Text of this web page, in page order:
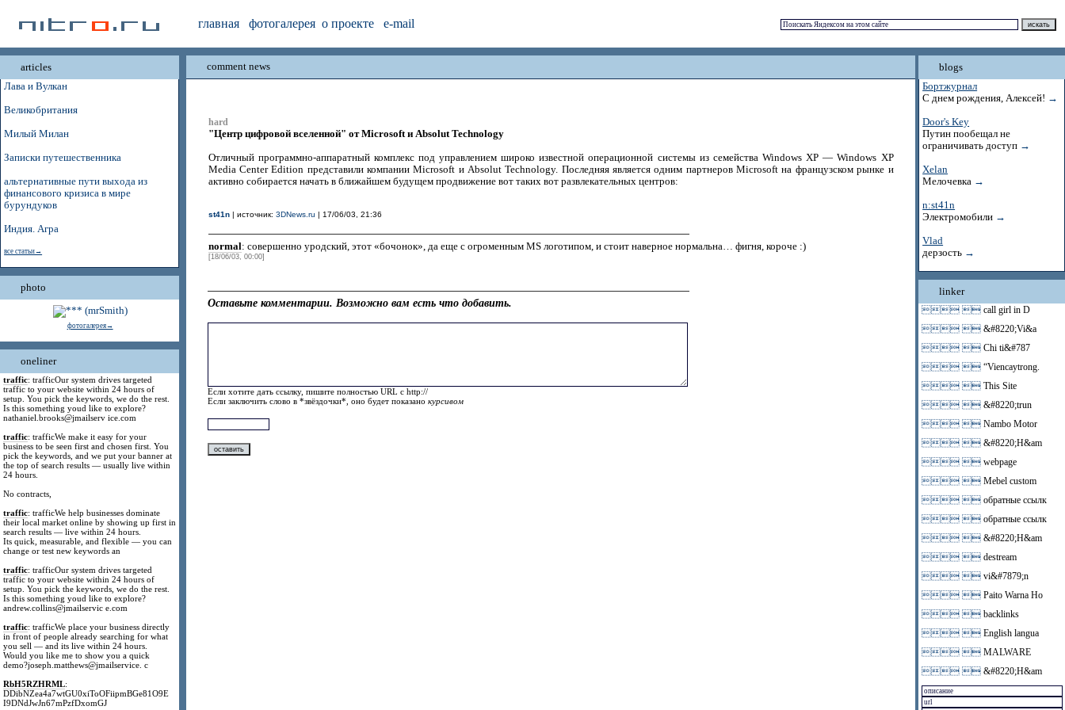
главная фотогалерея о проекте e-mail
articles
Лава и Вулкан
Великобритания
Милый Милан
Записки путешественника
альтернативные пути выхода из
финансового кризиса в мире
бурундуков
Индия. Агра
все статьи→
photo
фотогалерея→
oneliner
traffic: trafficOur system drives targeted
traffic to your website within 24 hours of
setup. You pick the keywords, we do the rest.
Is this something youd like to explore?
nathaniel.brooks@jmailserv ice.com
traffic: trafficWe make it easy for your
business to be seen first and chosen first. You
pick the keywords, and we put your banner at
the top of search results — usually live within
24 hours.
No contracts,
traffic: trafficWe help businesses dominate
their local market online by showing up first in
search results — live within 24 hours.
Its quick, measurable, and flexible — you can
change or test new keywords an
traffic: trafficOur system drives targeted
traffic to your website within 24 hours of
setup. You pick the keywords, we do the rest.
Is this something youd like to explore?
andrew.collins@jmailservic e.com
traffic: trafficWe place your business directly
in front of people already searching for what
you sell — and its live within 24 hours.
Would you like me to show you a quick
demo?joseph.matthews@jmailservice. c
RbH5RZHRML:
DDibNZea4a7wtGU0xiToOFiipmBGe81O9E
I9DNdJwJn67mPzfDxomGJ
comment news
hard
"Центр цифровой вселенной" от Microsoft и Absolut Technology
Отличный программно-аппаратный комплекс под управлением широко известной операционной системы из семейства Windows XP — Windows XP
Media Center Edition представили компании Microsoft и Absolut Technology. Последняя является одним партнеров Microsoft на французском рынке и
активно собирается начать в ближайшем будущем продвижение вот таких вот развлекательных центров:
st41n| источник: 3DNews.ru | 17/06/03, 21:36
normal: совершенно уродский, этот «бочонок», да еще с огроменным MS логотипом, и стоит наверное нормальна… фигня, короче :)
[18/06/03, 00:00]
Оставьте комментарии. Возможно вам есть что добавить.
Если хотите дать ссылку, пишите полностью URL с http://
Если заключить слово в *звёздочки*, оно будет показанокурсивом
blogs
Бортжурнал
С днем рождения, Алексей! →
Door's Key
Путин пообещал не
ограничивать доступ →
Xelan
Мелочевка →
n:st41n
Электромобили →
Vlad
дерзость →
linker
  call girl in D
  &#8220;Vi&a
  Chi ti&#787
  “Viencaytrong.
  This Site
  &#8220;trun
  Nambo Motor
  &#8220;H&am
  webpage
  Mebel custom
  обратные ссылк
  обратные ссылк
  &#8220;H&am
  destream
  vi&#7879;n
  Paito Warna Ho
  backlinks
  English langua
  MALWARE
  &#8220;H&am